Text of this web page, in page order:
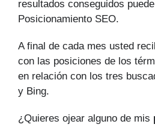
resultados conseguidos
Posicionamiento SEO.
A final de cada mes usted
con las posiciones de los
en relación con los tres
y Bing.
¿Quieres ojear alguno de mis